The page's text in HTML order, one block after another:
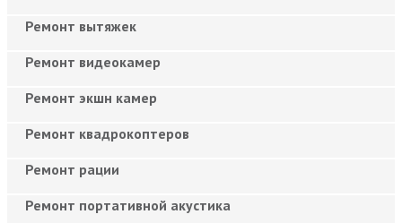
Ремонт вытяжек
Ремонт видеокамер
Ремонт экшн камер
Ремонт квадрокоптеров
Ремонт рации
Ремонт портативной акустика